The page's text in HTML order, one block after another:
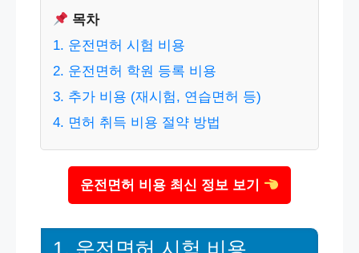
목차
1. 운전면허 시험 비용
2. 운전면허 학원 등록 비용
3. 추가 비용 (재시험, 연습면허 등)
4. 면허 취득 비용 절약 방법
운전면허 비용 최신 정보 보기
1. 운전면허 시험 비용